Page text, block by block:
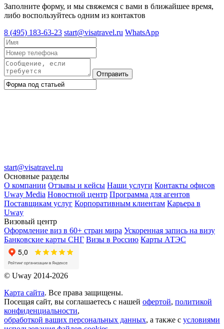
Заполните форму, и мы свяжемся с вами в ближайшее время,
либо воспользуйтесь одним из контактов
8 (495) 183-63-23 start@visatravel.ru WhatsApp
Отправить
start@visatravel.ru
Основные разделы
О компании Отзывы и кейсы Наши услуги Контакты офисов
Uway Media Новостной центр Программа для агентов
Поставщикам услуг Корпоративным клиентам Карьера в
Uway
Визовый центр
Оформление виз в 60+ стран мира Ускоренная запись на визу
Банковские карты СНГ Визы в Россию Карты АТЭС
© Uway 2014-2026
Карта сайта. Все права защищены.
Посещая сайт, вы соглашаетесь с нашей офертой, политикой
конфиденциальности,
обработкой ваших персональных данных, а также с условиями